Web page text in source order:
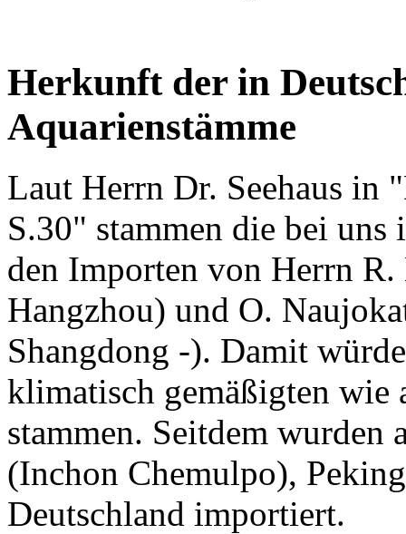
Herkunft der in
Aquarienstämme
Laut Herrn Dr. Seehaus in
S.30" stammen die bei
den Importen von Herrn
Hangzhou) und O.
Shangdong -). Damit
klimatisch gemäßigten wie
stammen. Seitdem wurden
(Inchon Chemulpo),
Deutschland importiert.